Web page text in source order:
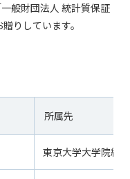
般財団法人 統計質保証
りしています。
所属先
東京大学大学院総